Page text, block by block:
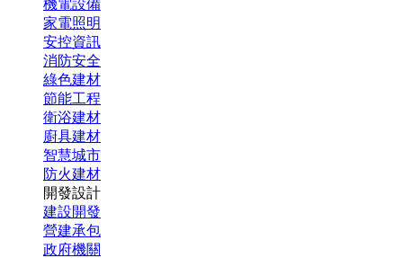
機電設備
家電照明
安控資訊
消防安全
綠色建材
節能工程
衛浴建材
廚具建材
智慧城市
防火建材
開發設計
建設開發
營建承包
政府機關